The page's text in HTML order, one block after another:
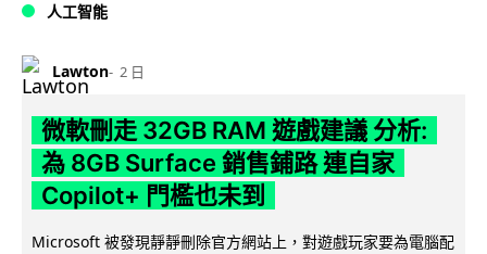
人工智能
Lawton 2 日
微軟刪走 32GB RAM 遊戲建議 分析:
為 8GB Surface 銷售鋪路 連自家
Copilot+ 門檻也未到
Microsoft 被發現靜靜刪除官方網站上，對遊戲玩家要為電腦配